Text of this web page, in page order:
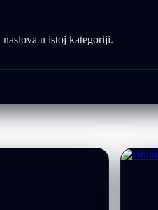
u istoj kategoriji.